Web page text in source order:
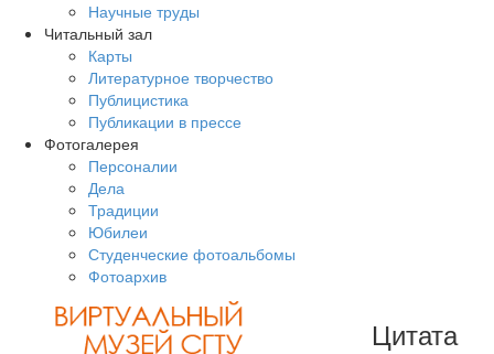
Научные труды
Читальный зал
Карты
Литературное творчество
Публицистика
Публикации в прессе
Фотогалерея
Персоналии
Дела
Традиции
Юбилеи
Студенческие фотоальбомы
Фотоархив
Цитата